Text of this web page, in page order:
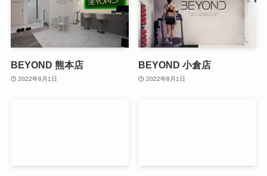
BEYOND 熊本店
2022年8月1日
BEYOND 小倉店
2022年8月1日